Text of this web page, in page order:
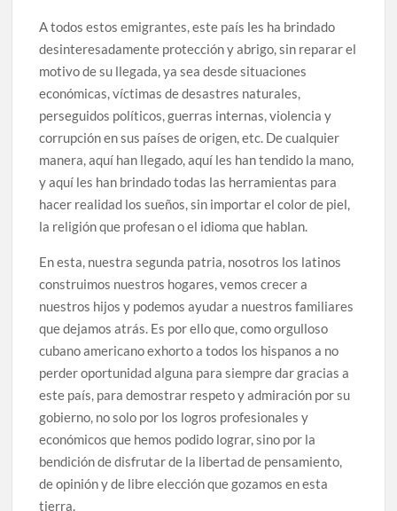
A todos estos emigrantes, este país les ha brindado
desinteresadamente protección y abrigo, sin reparar el
motivo de su llegada, ya sea desde situaciones
económicas, víctimas de desastres naturales,
perseguidos políticos, guerras internas, violencia y
corrupción en sus países de origen, etc. De cualquier
manera, aquí han llegado, aquí les han tendido la mano,
y aquí les han brindado todas las herramientas para
hacer realidad los sueños, sin importar el color de piel,
la religión que profesan o el idioma que hablan.
En esta, nuestra segunda patria, nosotros los latinos
construimos nuestros hogares, vemos crecer a
nuestros hijos y podemos ayudar a nuestros familiares
que dejamos atrás. Es por ello que, como orgulloso
cubano americano exhorto a todos los hispanos a no
perder oportunidad alguna para siempre dar gracias a
este país, para demostrar respeto y admiración por su
gobierno, no solo por los logros profesionales y
económicos que hemos podido lograr, sino por la
bendición de disfrutar de la libertad de pensamiento,
de opinión y de libre elección que gozamos en esta
tierra.